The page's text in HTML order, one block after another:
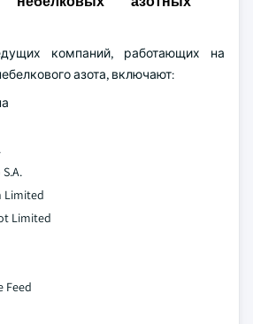
компаний, работающих на
азота, включают:
Limited
Feed